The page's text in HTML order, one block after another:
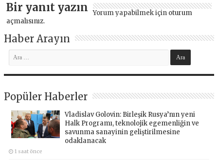
Bir yanıt yazın Yorum yapabilmek için oturum
açmalısınız.
Haber Arayın
Popüler Haberler
Vladislav Golovin: Birleşik Rusya’nın yeni
Halk Programı, teknolojik egemenliğin ve
savunma sanayinin geliştirilmesine
odaklanacak
1 saat önce